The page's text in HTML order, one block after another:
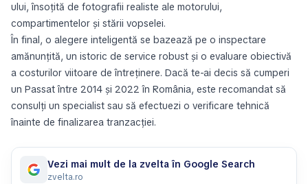
ului, însoțită de fotografii realiste ale motorului,
compartimentelor și stării vopselei.
În final, o alegere inteligentă se bazează pe o inspectare
amănunțită, un istoric de service robust și o evaluare obiectivă
a costurilor viitoare de întreținere. Dacă te-ai decis să cumperi
un Passat între 2014 și 2022 în România, este recomandat să
consulți un specialist sau să efectuezi o verificare tehnică
înainte de finalizarea tranzacției.
Vezi mai mult de la zvelta în Google Search
zvelta.ro